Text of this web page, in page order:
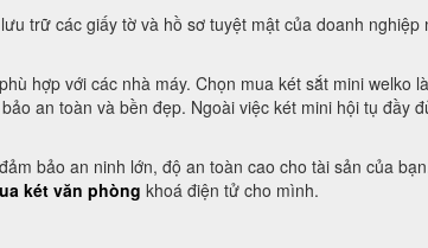
trữ các giấy tờ và hồ sơ tuyệt mật của doanh
hợp với các nhà máy. Chọn mua két sắt mini welko
an toàn và bền đẹp. Ngoài việc két mini hội tụ đầy
bảo an ninh lớn, độ an toàn cao cho tài sản của
két văn phòng khoá điện tử cho mình.